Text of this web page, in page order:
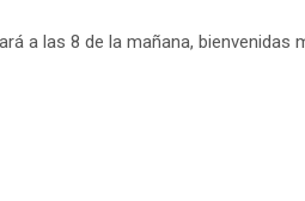
a las 8 de la mañana,